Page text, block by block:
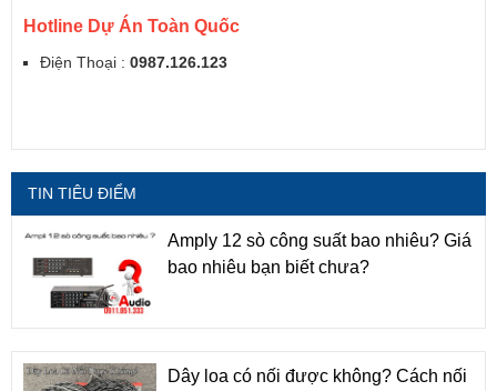
Hotline Dự Án Toàn Quốc
Điện Thoại : 0987.126.123
TIN TIÊU ĐIỂM
Amply 12 sò công suất bao nhiêu? Giá
bao nhiêu bạn biết chưa?
Dây loa có nối được không? Cách nối